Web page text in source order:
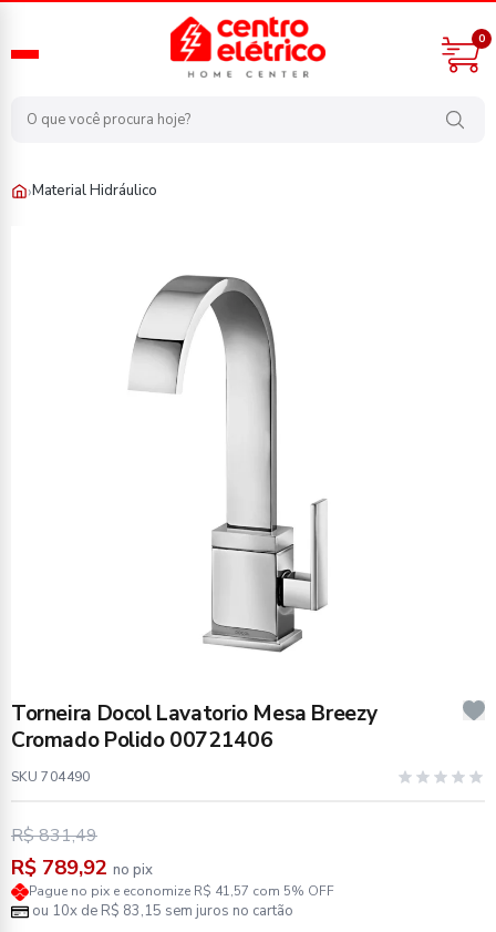
0
›Material Hidráulico
Torneira Docol Lavatorio Mesa Breezy
Cromado Polido 00721406
SKU 704490
R$ 831,49
R$ 789,92 no pix
Pague no pix e economize R$ 41,57 com 5% OFF
ou 10x de R$ 83,15 sem juros no cartão